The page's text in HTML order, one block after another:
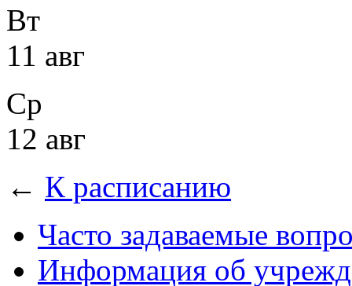
Вт
11 авг
Ср
12 авг
← К расписанию
Часто задаваемые
Информация об